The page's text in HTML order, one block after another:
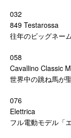
032
849 Testarossa
往年のビッグネー
058
Cavallino Classic
世界中の跳ね馬が
076
Elettrica
フル電動モデル「